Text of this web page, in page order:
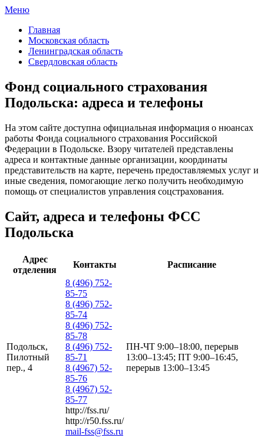
Меню
Главная
Московская область
Ленинградская область
Свердловская область
Фонд социального страхования
Подольска: адреса и телефоны
На этом сайте доступна официальная информация о нюансах
работы Фонда социального страхования Российской
Федерации в Подольске. Взору читателей представлены
адреса и контактные данные организации, координаты
представительств на карте, перечень предоставляемых услуг и
иные сведения, помогающие легко получить необходимую
помощь от специалистов управления соцстрахования.
Сайт, адреса и телефоны ФСС
Подольска
Адрес
отделения
Контакты Расписание
Подольск,
Пилотный
пер., 4
8 (496) 752-
85-75
8 (496) 752-
85-74
8 (496) 752-
85-78
8 (496) 752-
85-71
8 (4967) 52-
85-76
8 (4967) 52-
85-77
http://fss.ru/
http://r50.fss.ru/
mail-fss@fss.ru
ПН-ЧТ 9:00–18:00, перерыв
13:00–13:45; ПТ 9:00–16:45,
перерыв 13:00–13:45